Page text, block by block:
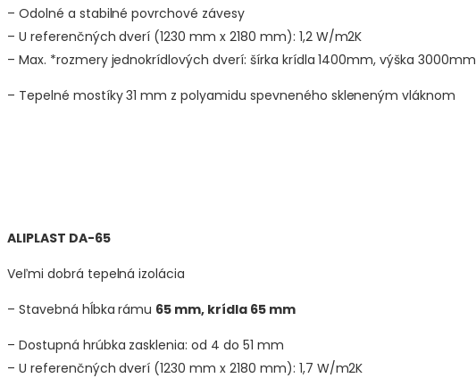
– Odolné a stabilné povrchové závesy
– U referenčných dverí (1230 mm x 2180 mm): 1,2 W/m2K
– Max. *rozmery jednokrídlových dverí: šírka krídla 1400mm, výška 3000mm
– Tepelné mostíky 31 mm z polyamidu spevneného skleneným vláknom
ALIPLAST DA-65
Veľmi dobrá tepelná izolácia
– Stavebná hĺbka rámu 65 mm, krídla 65 mm
– Dostupná hrúbka zasklenia: od 4 do 51 mm
– U referenčných dverí (1230 mm x 2180 mm): 1,7 W/m2K